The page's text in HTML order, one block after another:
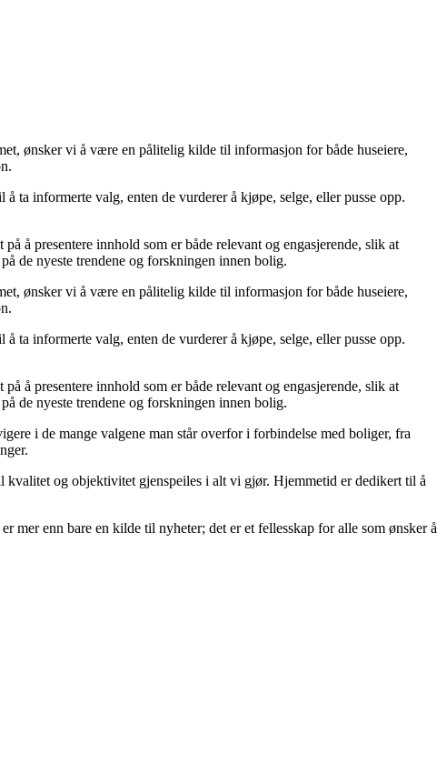
ønsker vi å være en pålitelig kilde til informasjon for både huseiere,
ta informerte valg, enten de vurderer å kjøpe, selge, eller pusse opp.
å presentere innhold som er både relevant og engasjerende, slik at
de nyeste trendene og forskningen innen bolig.
ønsker vi å være en pålitelig kilde til informasjon for både huseiere,
ta informerte valg, enten de vurderer å kjøpe, selge, eller pusse opp.
å presentere innhold som er både relevant og engasjerende, slik at
de nyeste trendene og forskningen innen bolig.
i de mange valgene man står overfor i forbindelse med boliger, fra
og objektivitet gjenspeiles i alt vi gjør. Hjemmetid er dedikert til å
enn bare en kilde til nyheter; det er et fellesskap for alle som ønsker å